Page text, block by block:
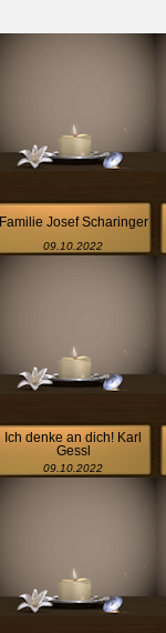
Familie Josef Scharinger
09.10.2022
Ich denke an dich! Karl
Gessl
09.10.2022